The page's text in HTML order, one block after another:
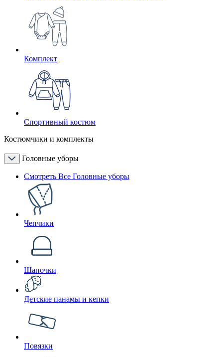
Комплект
Спортивный костюм
Костюмчики и комплекты
Головные уборы
Смотреть Все Головные уборы
Чепчики
Шапочки
Детские панамы и кепки
Повязки